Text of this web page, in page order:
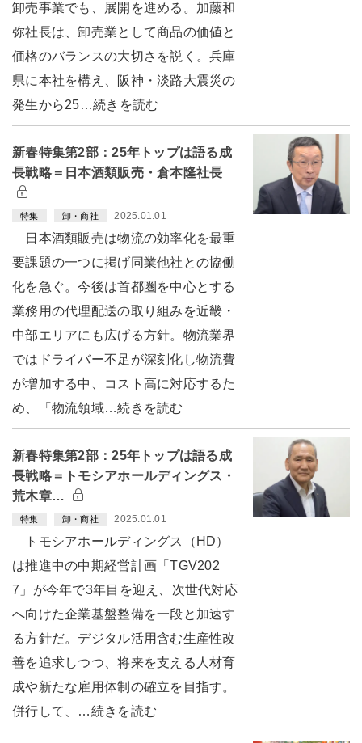
卸売事業でも、展開を進める。加藤和
弥社長は、卸売業として商品の価値と
価格のバランスの大切さを説く。兵庫
県に本社を構え、阪神・淡路大震災の
発生から25…続きを読む
新春特集第2部：25年トップは語る成
長戦略＝日本酒類販売・倉本隆社長
特集 卸・商社 2025.01.01
日本酒類販売は物流の効率化を最重
要課題の一つに掲げ同業他社との協働
化を急ぐ。今後は首都圏を中心とする
業務用の代理配送の取り組みを近畿・
中部エリアにも広げる方針。物流業界
ではドライバー不足が深刻化し物流費
が増加する中、コスト高に対応するた
め、「物流領域…続きを読む
新春特集第2部：25年トップは語る成
長戦略＝トモシアホールディングス・
荒木章…
特集 卸・商社 2025.01.01
トモシアホールディングス（HD）
は推進中の中期経営計画「TGV202
7」が今年で3年目を迎え、次世代対応
へ向けた企業基盤整備を一段と加速す
る方針だ。デジタル活用含む生産性改
善を追求しつつ、将来を支える人材育
成や新たな雇用体制の確立を目指す。
併行して、…続きを読む